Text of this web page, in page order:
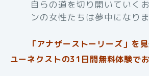
自らの道を切り開いていく
ンの女性たちは夢中になりま
「アナザーストーリーズ」を見
ユーネクストの31日間無料体験で